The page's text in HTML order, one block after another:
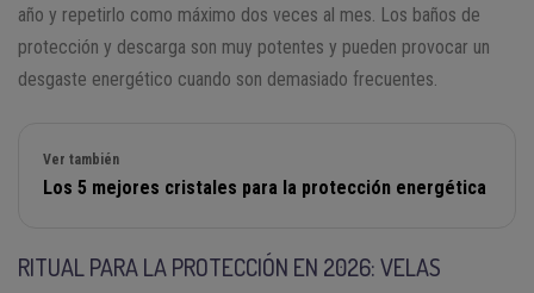
año y repetirlo como máximo dos veces al mes. Los baños de
protección y descarga son muy potentes y pueden provocar un
desgaste energético cuando son demasiado frecuentes.
Ver también
Los 5 mejores cristales para la protección energética
RITUAL PARA LA PROTECCIÓN EN 2026: VELAS